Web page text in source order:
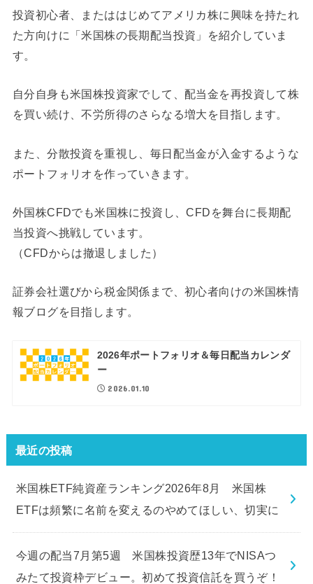
投資初心者、またははじめてアメリカ株に興味を持たれ
た方向けに「米国株の長期配当投資」を紹介していま
す。
自分自身も米国株投資家でして、配当金を再投資して株
を買い続け、不労所得のさらなる増大を目指します。
また、分散投資を重視し、毎日配当金が入金するような
ポートフォリオを作っていきます。
外国株CFDでも米国株に投資し、CFDを舞台に長期配
当投資へ挑戦しています。
（CFDからは撤退しました）
証券会社選びから税金関係まで、初心者向けの米国株情
報ブログを目指します。
2026年ポートフォリオ＆毎日配当カレンダ
ー
2026.01.10
最近の投稿
米国株ETF純資産ランキング2026年8月 米国株
ETFは頻繁に名前を変えるのやめてほしい、切実に
今週の配当7月第5週 米国株投資歴13年でNISAつ
みたて投資枠デビュー。初めて投資信託を買うぞ！